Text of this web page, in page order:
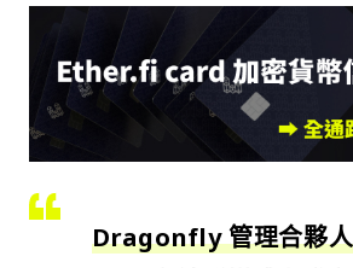
Dragonfly 管理合夥